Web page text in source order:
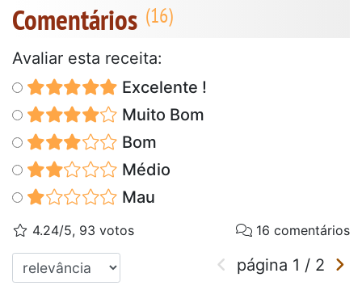
Comentários
Avaliar esta receita:
Excelente !
Muito Bom
Bom
Médio
Mau
4.24/5, 93 votos 16 comentários
página 1 / 2